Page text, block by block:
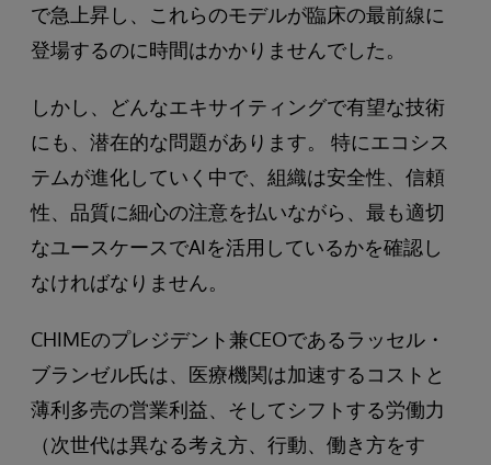
で急上昇し、これらのモデルが臨床の最前線に
登場するのに時間はかかりませんでした。
しかし、どんなエキサイティングで有望な技術
にも、潜在的な問題があります。 特にエコシス
テムが進化していく中で、組織は安全性、信頼
性、品質に細心の注意を払いながら、最も適切
なユースケースでAIを活用しているかを確認し
なければなりません。
CHIMEのプレジデント兼CEOであるラッセル・
ブランゼル氏は、医療機関は加速するコストと
薄利多売の営業利益、そしてシフトする労働力
（次世代は異なる考え方、行動、働き方をす